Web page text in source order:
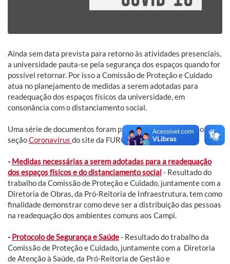
Ainda sem data prevista para retorno às atividades presenciais,
a universidade pauta-se pela segurança dos espaços quando for
possível retornar. Por isso a Comissão de Proteção e Cuidado
atua no planejamento de medidas a serem adotadas para
readequação dos espaços físicos da universidade, em
consonância com o distanciamento social.
Uma série de documentos foram publicados pela Comissão, na
seçãoCoronavírus do site da FURG. Confira a seguir:
- Medidas necessárias a serem adotadas para a readequação
dos espaços físicos e do distanciamento social - Resultado do
trabalho da Comissão de Proteção e Cuidado, juntamente com a
Diretoria de Obras, da Pró-Reitoria de Infraestrutura, tem como
finalidade demonstrar como deve ser a distribuição das pessoas
na readequação dos ambientes comuns aos Campi.
- Protocolo de Segurança e Saúde- Resultado do trabalho da
Comissão de Proteção e Cuidado, juntamente com a Diretoria
de Atenção à Saúde, da Pró-Reitoria de Gestão e